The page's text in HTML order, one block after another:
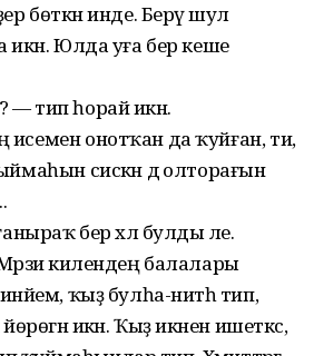
бөткән инде. Берәү шул
икән. Юлда уға бер кеше
тип һорай икән.
исемен онотҡан да ҡуйған, ти,
сискән дә олторағын
бер хәл булды әле.
килендең балалары
ҡыҙ булһа-нитһә тип,
икән. Ҡыҙ икәнен ишеткәс,